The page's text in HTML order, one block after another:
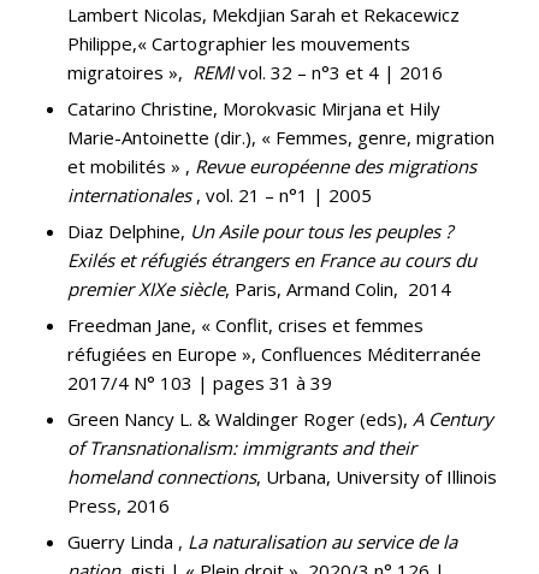
Lambert Nicolas, Mekdjian Sarah et Rekacewicz
Philippe,« Cartographier les mouvements
migratoires », REMIvol. 32 – n°3 et 4 | 2016
Catarino Christine, Morokvasic Mirjana et Hily
Marie-Antoinette (dir.), « Femmes, genre, migration
et mobilités » , Revue européenne des migrations
internationales , vol. 21 – n°1 | 2005
Diaz Delphine, Un Asile pour tous les peuples ?
Exilés et réfugiés étrangers en France au cours du
premier XIXe siècle, Paris, Armand Colin, 2014
Freedman Jane, « Conflit, crises et femmes
réfugiées en Europe », Confluences Méditerranée
2017/4 N° 103 | pages 31 à 39
Green Nancy L. & Waldinger Roger (eds), A Century
of Transnationalism: immigrants and their
homeland connections, Urbana, University of Illinois
Press, 2016
Guerry Linda , La naturalisation au service de la